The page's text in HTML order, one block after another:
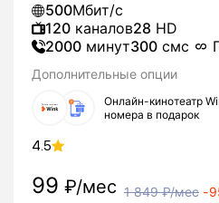
500Мбит/с
120 каналов28 HD
2000 минут300 смс
Дополнительные опции
Онлайн-кинотеатр
номера в подарок
4.5
99 ₽/мес 1 849₽/мес -